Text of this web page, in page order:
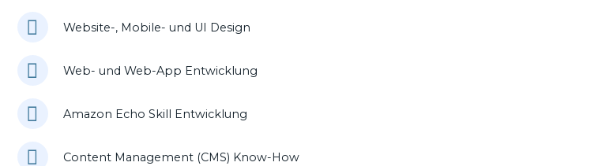
Website-, Mobile- und UI Design
Web- und Web-App Entwicklung
Amazon Echo Skill Entwicklung
Content Management (CMS) Know-How